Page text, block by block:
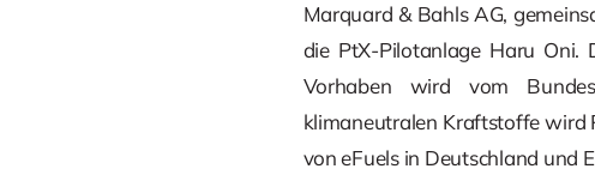
Marquard & Bahls AG,
die PtX-Pilotanlage Haru Oni.
Vorhaben wird vom
klimaneutralen Kraftstoffe wird
von eFuels in Deutschland und